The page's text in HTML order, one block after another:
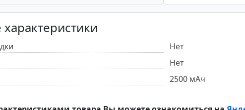
Нет
Нет
2500 мАч